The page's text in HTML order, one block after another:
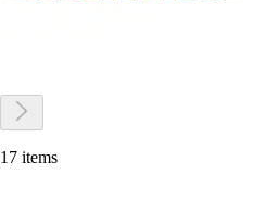
17 items